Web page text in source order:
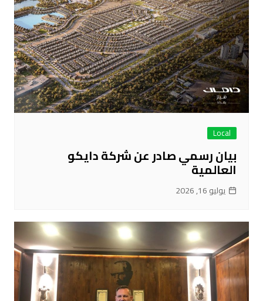
Local
بيان رسمي صادر عن شركة دايكو
العالمية
يوليو 16, 2026